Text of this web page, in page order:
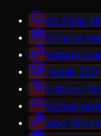
On-Page
Schema
Snippet
Teknik SEO
E-ticaret
Hizmet
Blog SEO’su